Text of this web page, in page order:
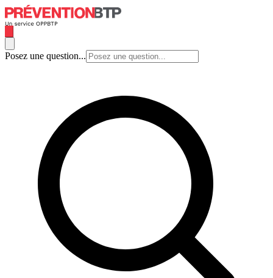
Posez une question...